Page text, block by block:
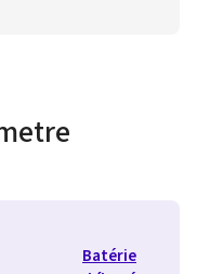
Batérie